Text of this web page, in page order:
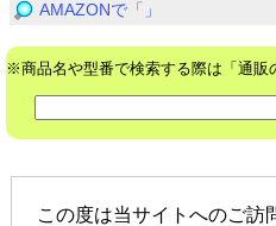
AMAZONで「」
※商品名や型番で検索する際は「通販
この度は当サイトへのご訪